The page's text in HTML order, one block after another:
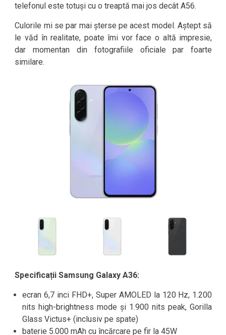
telefonul este totuși cu o treaptă mai jos decât A56.
Culorile mi se par mai șterse pe acest model. Aștept să
le văd în realitate, poate îmi vor face o altă impresie,
dar momentan din fotografiile oficiale par foarte
similare.
Specificații Samsung Galaxy A36:
ecran 6,7 inci FHD+, Super AMOLED la 120 Hz, 1.200
nits high-brightness mode și 1.900 nits peak, Gorilla
Glass Victus+ (inclusiv pe spate)
baterie 5.000 mAh cu încărcare pe fir la 45W